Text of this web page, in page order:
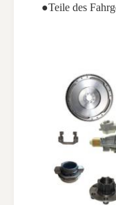
●Teile des